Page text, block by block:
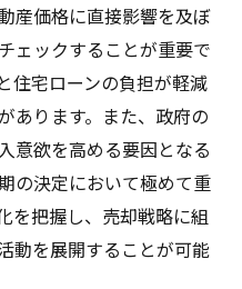
産価格に直接影響を及ぼ
ェックすることが重要で
住宅ローンの負担が軽減
あります。また、政府の
意欲を高める要因となる
の決定において極めて重
を把握し、売却戦略に組
動を展開することが可能